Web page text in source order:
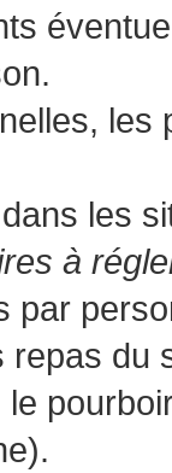
les
les
à
par
du